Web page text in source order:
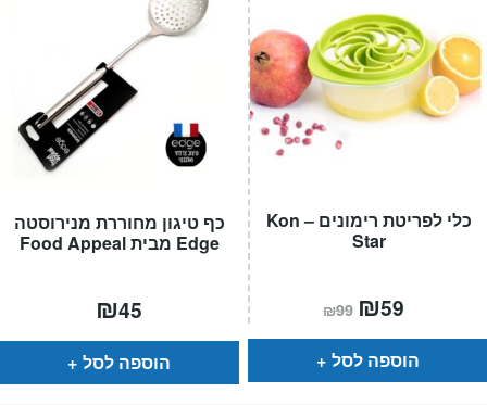
כף טיגון מחוררת מנירוסטה
Edge מבית Food Appeal
₪45
הוספה לסל
כלי לפריטת רימונים – Kon
Star
₪99 המחיר
המקורי
היה:
₪99.
₪59
הוא:
הוספה לסל